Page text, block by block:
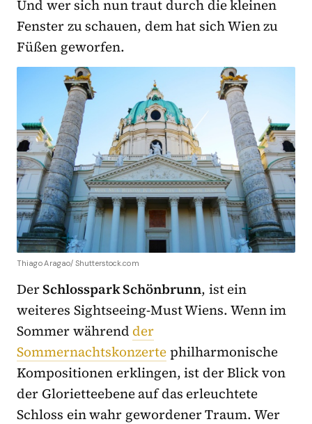
Und wer sich nun traut durch die kleinen
Fenster zu schauen, dem hat sich Wien zu
Füßen geworfen.
Thiago Aragao/ Shutterstock.com
DerSchlosspark Schönbrunn, ist ein
weiteres Sightseeing-Must Wiens. Wenn im
Sommer während der
Sommernachtskonzertephilharmonische
Kompositionen erklingen, ist der Blick von
der Glorietteebene auf das erleuchtete
Schloss ein wahr gewordener Traum. Wer